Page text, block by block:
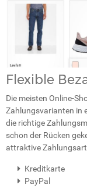
Flexible
Die meisten Online-
Zahlungsvarianten in
die richtige
schon der Rücken
attraktive
Kreditkarte
PayPal